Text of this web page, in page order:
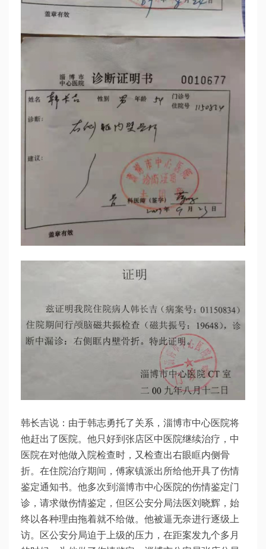
韩长吉说：由于韩志勇托了关系，淄博市中心医院将
他赶出了医院。他只好到张店区中医院继续治疗，中
医院在对他做入院检查时，又检查出右眼眶内侧骨
折。在住院治疗期间，傅家镇派出所给他开具了伤情
鉴定通知书。他多次到淄博市中心医院的伤情鉴定门
诊，请求做伤情鉴定，但区公安分局法医刘晓辉，始
终以各种理由拖着就不给做。他被逼无奈进行逐级上
访。区公安分局迫于上级的压力，在距案发九个多月